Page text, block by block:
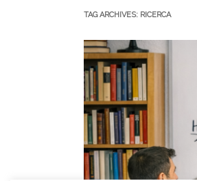
TAG ARCHIVES: RICERCA